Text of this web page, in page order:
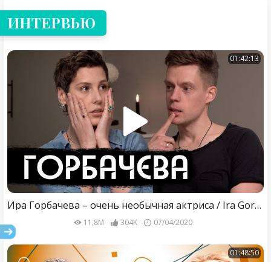
ИНТЕРВЬЮ
01:42:13
Ира Горбачева – очень необычная актриса / Ira Gorbacheva – An Unusual Actress
11,8M 304K 07/04/2020
01:48:50